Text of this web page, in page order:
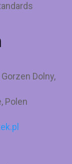
Dolny,
Polen